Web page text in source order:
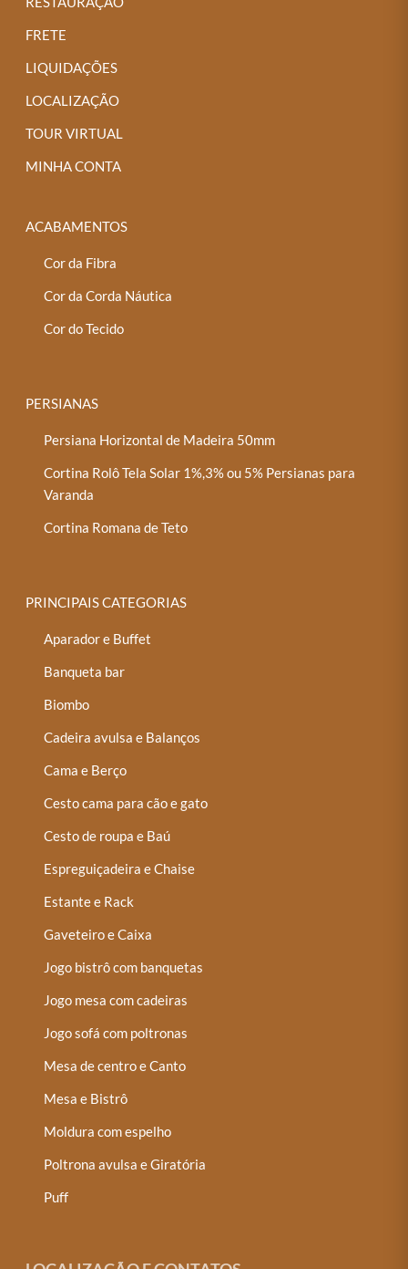
FRETE
LIQUIDAÇÕES
LOCALIZAÇÃO
TOUR VIRTUAL
MINHA CONTA
ACABAMENTOS
Cor da Fibra
Cor da Corda Náutica
Cor do Tecido
PERSIANAS
Persiana Horizontal de Madeira 50mm
Cortina Rolô Tela Solar 1%,3% ou 5% Persianas para
Varanda
Cortina Romana de Teto
PRINCIPAIS CATEGORIAS
Aparador e Buffet
Banqueta bar
Biombo
Cadeira avulsa e Balanços
Cama e Berço
Cesto cama para cão e gato
Cesto de roupa e Baú
Espreguiçadeira e Chaise
Estante e Rack
Gaveteiro e Caixa
Jogo bistrô com banquetas
Jogo mesa com cadeiras
Jogo sofá com poltronas
Mesa de centro e Canto
Mesa e Bistrô
Moldura com espelho
Poltrona avulsa e Giratória
Puff